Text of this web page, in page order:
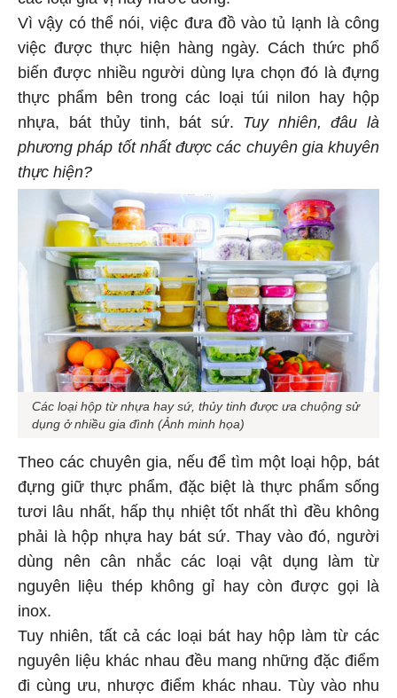
Vì vậy có thể nói, việc đưa đồ vào tủ lạnh là công
việc được thực hiện hàng ngày. Cách thức phổ
biến được nhiều người dùng lựa chọn đó là đựng
thực phẩm bên trong các loại túi nilon hay hộp
nhựa, bát thủy tinh, bát sứ. Tuy nhiên, đâu là
phương pháp tốt nhất được các chuyên gia khuyên
thực hiện?
Các loại hộp từ nhựa hay sứ, thủy tinh được ưa chuộng sử
dụng ở nhiều gia đình (Ảnh minh họa)
Theo các chuyên gia, nếu để tìm một loại hộp, bát
đựng giữ thực phẩm, đặc biệt là thực phẩm sống
tươi lâu nhất, hấp thụ nhiệt tốt nhất thì đều không
phải là hộp nhựa hay bát sứ. Thay vào đó, người
dùng nên cân nhắc các loại vật dụng làm từ
nguyên liệu thép không gỉ hay còn được gọi là
inox.
Tuy nhiên, tất cả các loại bát hay hộp làm từ các
nguyên liệu khác nhau đều mang những đặc điểm
đi cùng ưu, nhược điểm khác nhau. Tùy vào nhu